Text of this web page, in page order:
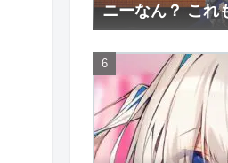
ニーなん？ これ
【星街すいせい/